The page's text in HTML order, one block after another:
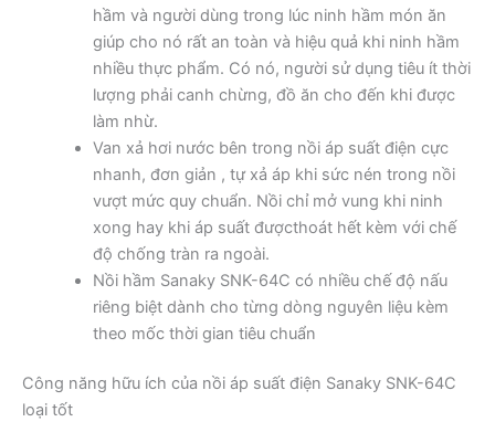
hầm và người dùng trong lúc ninh hầm món ăn
giúp cho nó rất an toàn và hiệu quả khi ninh hầm
nhiều thực phẩm. Có nó, người sử dụng tiêu ít thời
lượng phải canh chừng, đồ ăn cho đến khi được
làm nhừ.
Van xả hơi nước bên trong nồi áp suất điện cực
nhanh, đơn giản , tự xả áp khi sức nén trong nồi
vượt mức quy chuẩn. Nồi chỉ mở vung khi ninh
xong hay khi áp suất đượcthoát hết kèm với chế
độ chống tràn ra ngoài.
Nồi hầm Sanaky SNK-64C có nhiều chế độ nấu
riêng biệt dành cho từng dòng nguyên liệu kèm
theo mốc thời gian tiêu chuẩn
Công năng hữu ích của nồi áp suất điện Sanaky SNK-64C
loại tốt